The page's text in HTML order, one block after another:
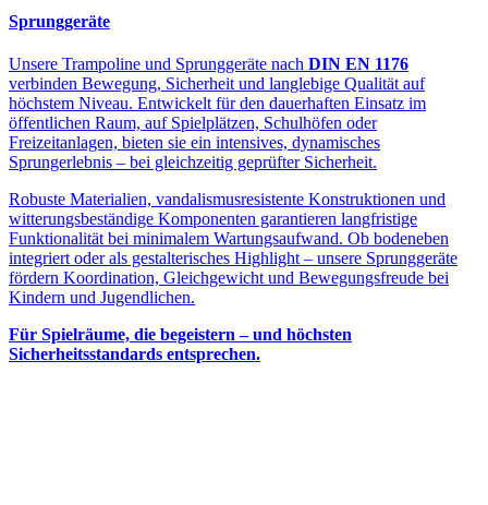
Sprunggeräte
Unsere Trampoline und Sprunggeräte nach DIN EN 1176
verbinden Bewegung, Sicherheit und langlebige Qualität auf
höchstem Niveau. Entwickelt für den dauerhaften Einsatz im
öffentlichen Raum, auf Spielplätzen, Schulhöfen oder
Freizeitanlagen, bieten sie ein intensives, dynamisches
Sprungerlebnis – bei gleichzeitig geprüfter Sicherheit.
Robuste Materialien, vandalismusresistente Konstruktionen und
witterungsbeständige Komponenten garantieren langfristige
Funktionalität bei minimalem Wartungsaufwand. Ob bodeneben
integriert oder als gestalterisches Highlight – unsere Sprunggeräte
fördern Koordination, Gleichgewicht und Bewegungsfreude bei
Kindern und Jugendlichen.
Für Spielräume, die begeistern – und höchsten
Sicherheitsstandards entsprechen.